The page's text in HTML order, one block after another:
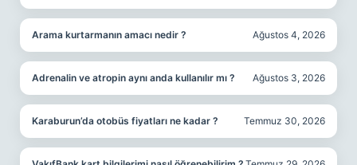
Arama kurtarmanın amacı nedir ? Ağustos 4, 2026
Adrenalin ve atropin aynı anda kullanılır mı ? Ağustos 3, 2026
Karaburun’da otobüs fiyatları ne kadar ? Temmuz 30, 2026